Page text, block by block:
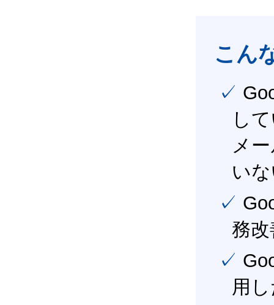
こん
✓ Google Workspace（旧G Suite） を社内で導入
し
メ
い
✓ Google Workspace（旧G Suite） を活用し、業
務
✓ Google Workspace（旧G Suite） を最大限に活
用